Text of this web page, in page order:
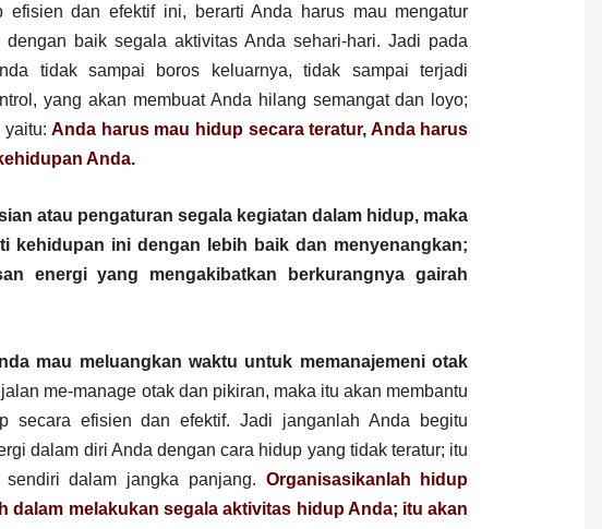
efisien dan efektif ini, berarti Anda harus mau mengatur
dengan baik segala aktivitas Anda sehari-hari. Jadi pada
tidak sampai boros keluarnya, tidak sampai terjadi
yang akan membuat Anda hilang semangat dan loyo;
yaitu:Anda harus mau hidup secara teratur, Anda harus
Anda.
atau pengaturan segala kegiatan dalam hidup, maka
kehidupan ini dengan lebih baik dan menyenangkan;
energi yang mengakibatkan berkurangnya gairah
mau meluangkan waktu untuk memanajemeni otak
me-manage otak dan pikiran, maka itu akan membantu
secara efisien dan efektif. Jadi janganlah Anda begitu
dalam diri Anda dengan cara hidup yang tidak teratur; itu
dalam jangka panjang. Organisasikanlah hidup
dalam melakukan segala aktivitas hidup Anda; itu akan